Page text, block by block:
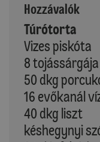
Hozzávalók
Túrótorta
Vizes piskóta
8 tojássárgája
50 dkg
16 evőkanál
40 dkg liszt
késhegynyi